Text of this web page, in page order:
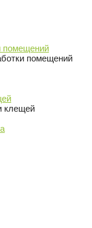
помещений
помещений
клещей